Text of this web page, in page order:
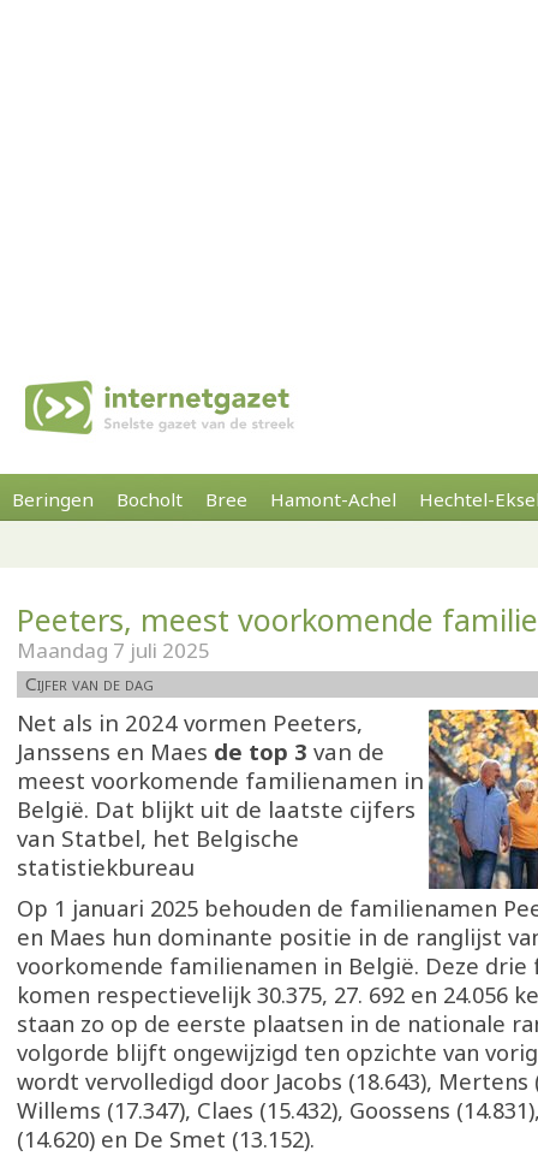
Beringen Bocholt Bree Hamont-Achel Hechtel-
Peeters, meest voorkomende
Maandag 7 juli 2025
Cijfer van de dag
Net als in 2024 vormen Peeters,
Janssens en Maes de top 3 van de
meest voorkomende familienamen in
België. Dat blijkt uit de laatste cijfers
van Statbel, het Belgische
statistiekbureau
Op 1 januari 2025 behouden de familienamen
en Maes hun dominante positie in de ranglijst
voorkomende familienamen in België. Deze
komen respectievelijk 30.375, 27. 692 en 24.056
staan zo op de eerste plaatsen in de nationale
volgorde blijft ongewijzigd ten opzichte van
wordt vervolledigd door Jacobs (18.643), Mertens
Willems (17.347), Claes (15.432), Goossens
(14.620) en De Smet (13.152).